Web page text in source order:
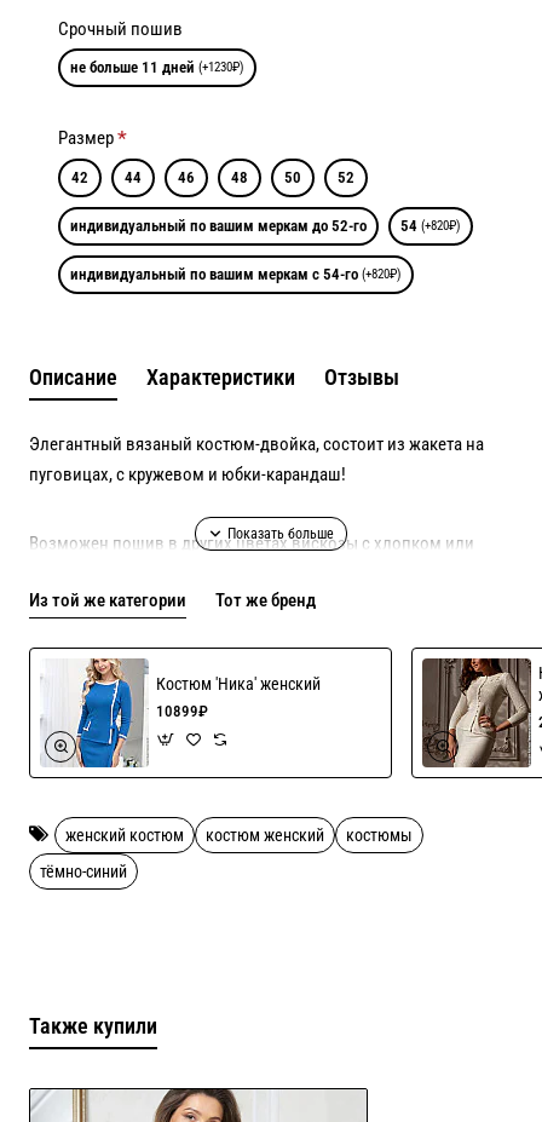
Срочный пошив
не больше 11 дней (+1230₽)
Размер
42 44 46 48 50 52
индивидуальный по вашим меркам до 52-го 54 (+820₽)
индивидуальный по вашим меркам с 54-го (+820₽)
Описание Характеристики Отзывы
Элегантный вязаный костюм-двойка, состоит из жакета на
пуговицах, с кружевом и юбки-карандаш!
Возможен пошив в других цветах вискозы с хлопком или
Кружева мало, если можель понравилась-стоит поторопиться
с покупкой!
Из той же категории Тот же бренд
Костюм 'Ника' женский
10899₽
женский костюм костюм женский
костюмы
тёмно-синий
Также купили